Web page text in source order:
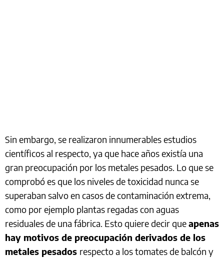
Sin embargo, se realizaron innumerables estudios
científicos al respecto, ya que hace años existía una
gran preocupación por los metales pesados. Lo que se
comprobó es que los niveles de toxicidad nunca se
superaban salvo en casos de contaminación extrema,
como por ejemplo plantas regadas con aguas
residuales de una fábrica. Esto quiere decir queapenas
hay motivos de preocupación derivados de los
metales pesados respecto a los tomates de balcón y